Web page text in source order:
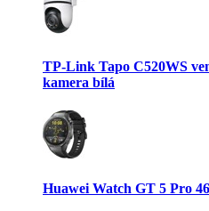
TP-Link Tapo C520WS
kamera bílá
Huawei Watch GT 5 Pro